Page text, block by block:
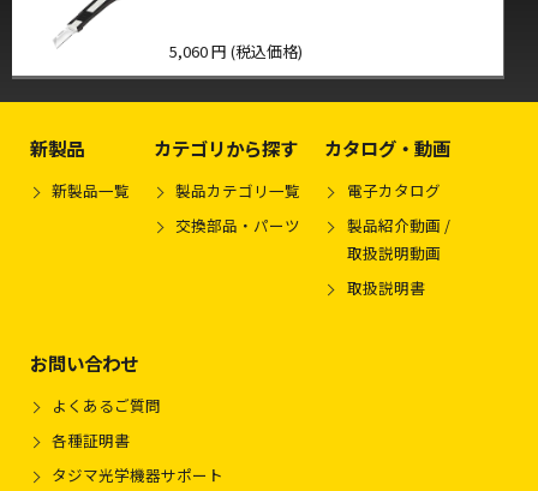
5,060 円 (税込価格)
新製品
新製品一覧
カテゴリから探す
製品カテゴリ一覧
交換部品・パーツ
カタログ・動画
電子カタログ
製品紹介動画 /
取扱説明動画
取扱説明書
お問い合わせ
よくあるご質問
各種証明書
タジマ光学機器サポート